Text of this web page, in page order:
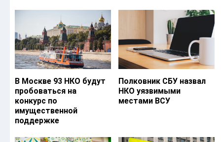
В Москве 93 НКО будут
пробоваться на
конкурс по
имущественной
поддержке
Полковник СБУ назвал
НКО уязвимыми
местами ВСУ